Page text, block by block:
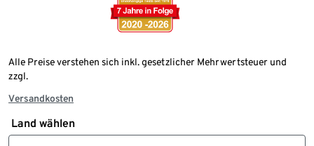
Alle Preise verstehen sich inkl. gesetzlicher Mehrwertsteuer und
zzgl.
Versandkosten
Land wählen